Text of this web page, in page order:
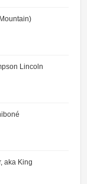
Lincoln
aka King